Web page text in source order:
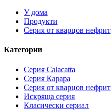
У дома
Продукти
Серия от кварцов нефрит
Категории
Серия Calacatta
Серия Карара
Серия от кварцов нефрит
Искряща серия
Класически сериал